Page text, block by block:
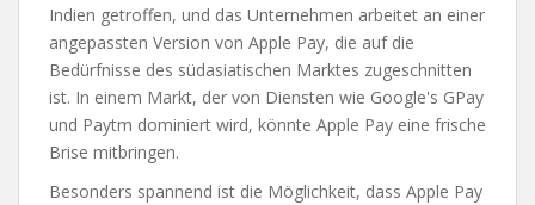
Indien getroffen, und das Unternehmen arbeitet an einer
angepassten Version von Apple Pay, die auf die
Bedürfnisse des südasiatischen Marktes zugeschnitten
ist. In einem Markt, der von Diensten wie Google's GPay
und Paytm dominiert wird, könnte Apple Pay eine frische
Brise mitbringen.
Besonders spannend ist die Möglichkeit, dass Apple Pay